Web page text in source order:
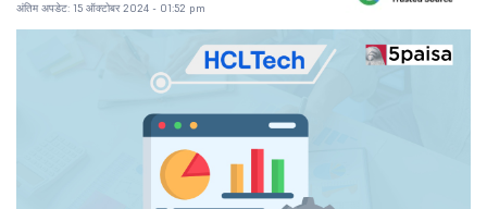
अंतिम अपडेट: 15 ऑक्टोबर 2024 - 01:52 pm